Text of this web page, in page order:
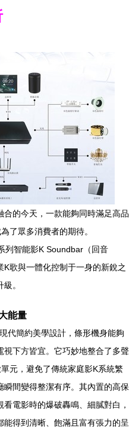
的今天，一款能夠同時滿足高品
了眾多消費者的期待。
列智能影K Soundbar（回音
歌與一體化控制于一身的新銳之
。
能量
代簡約美學設計，條形機身能夠
下方皆宜。它巧妙地整合了多聲
元，避免了傳統家庭影K系統繁
間變得整潔有序。其內置的高保
電影時的爆破轟鳴、細膩對白，
得到清晰、飽滿且富有張力的呈